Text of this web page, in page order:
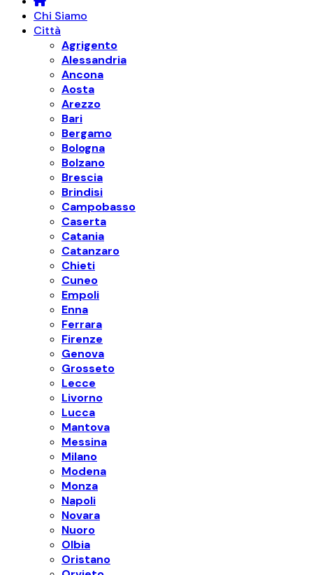
Chi Siamo
Città
Agrigento
Alessandria
Ancona
Aosta
Arezzo
Bari
Bergamo
Bologna
Bolzano
Brescia
Brindisi
Campobasso
Caserta
Catania
Catanzaro
Chieti
Cuneo
Empoli
Enna
Ferrara
Firenze
Genova
Grosseto
Lecce
Livorno
Lucca
Mantova
Messina
Milano
Modena
Monza
Napoli
Novara
Nuoro
Olbia
Oristano